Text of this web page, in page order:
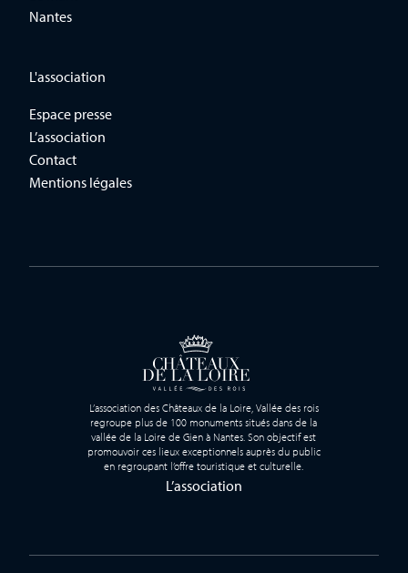
L’association des Châteaux de la Loire, Vallée des rois
regroupe plus de 100 monuments situés dans de la
vallée de la Loire de Gien à Nantes. Son objectif est
promouvoir ces lieux exceptionnels auprès du public
en regroupant l’offre touristique et culturelle.
L’association
Nantes
L'association
Espace presse
L’association
Contact
Mentions légales